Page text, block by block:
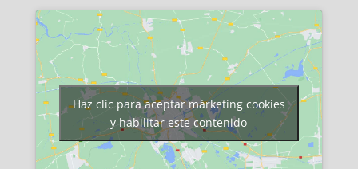
Haz clic para aceptar márketing cookies
y habilitar este contenido